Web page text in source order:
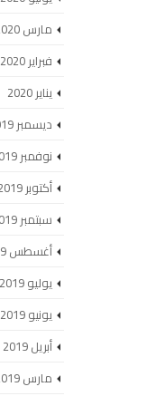
مارس 2020
فبراير 2020
يناير 2020
ديسمبر 2019
نوفمبر 2019
أكتوبر 2019
سبتمبر 2019
أغسطس 2019
يوليو 2019
يونيو 2019
أبريل 2019
مارس 2019